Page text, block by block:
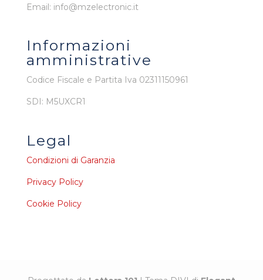
Email: info@mzelectronic.it
Informazioni
amministrative
Codice Fiscale e Partita Iva 02311150961
SDI: M5UXCR1
Legal
Condizioni di Garanzia
Privacy Policy
Cookie Policy